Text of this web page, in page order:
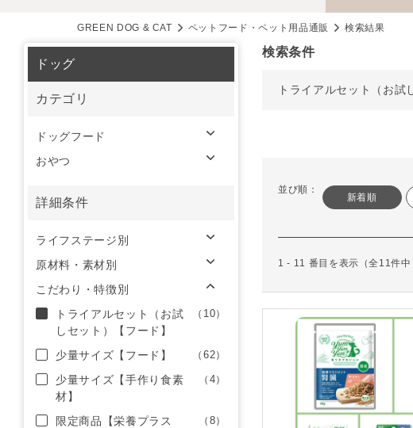
GREEN DOG & CAT ペットフード・ペット用品通販 検索結果
検索条件
トライアルセット（お試
並び順：
新着順
1 - 11 番目を表示（全11件中
ドッグ
カテゴリ
ドッグフード
おやつ
詳細条件
ライフステージ別
原材料・素材別
こだわり・特徴別
トライアルセット（お試
しセット）【フード】
（10）
少量サイズ【フード】 （62）
少量サイズ【手作り食素
材】
（4）
限定商品【栄養プラス
（8）